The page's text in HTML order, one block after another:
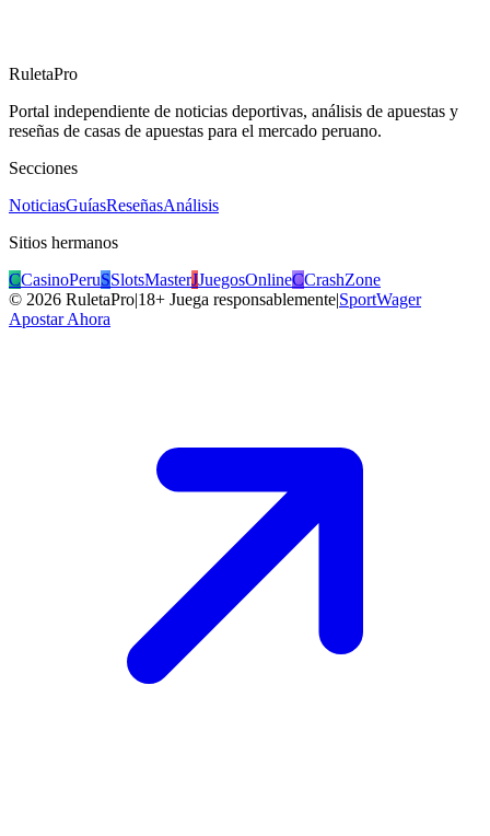
RuletaPro
Portal independiente de noticias deportivas, análisis de apuestas y
reseñas de casas de apuestas para el mercado peruano.
Secciones
NoticiasGuíasReseñasAnálisis
Sitios hermanos
CCasinoPeruSSlotsMasterJJuegosOnlineCCrashZone
© 2026 RuletaPro|18+ Juega responsablemente|SportWager
Apostar Ahora